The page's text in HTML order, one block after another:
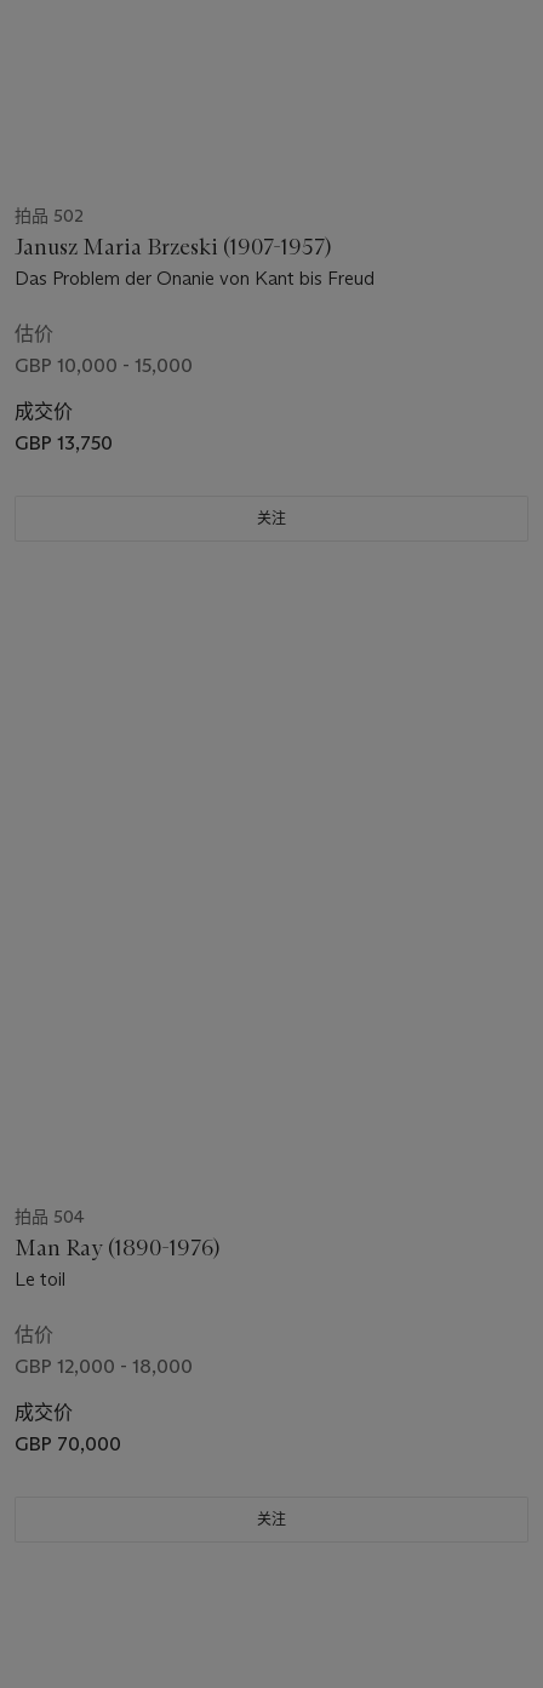
拍品 502
Janusz Maria Brzeski (1907-1957)
Das Problem der Onanie von Kant bis Freud
估价
GBP 10,000 - 15,000
成交价
GBP 13,750
关注
拍品 504
Man Ray (1890-1976)
Le toil
估价
GBP 12,000 - 18,000
成交价
GBP 70,000
关注